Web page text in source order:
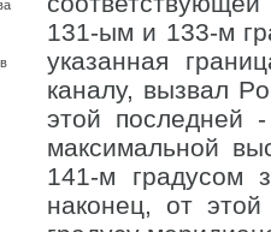
131-ым и 133-м
указанная
каналу, вызвал
этой последней
максимальной
141-м градусом
наконец, от